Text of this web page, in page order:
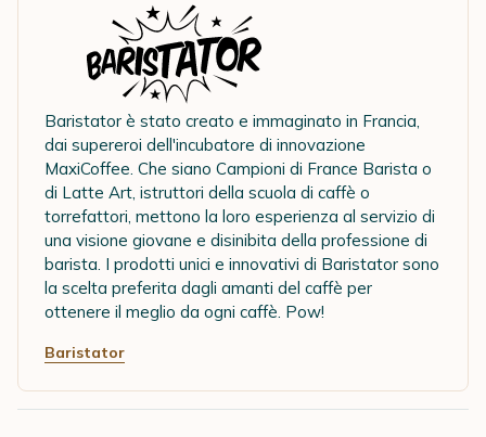
Baristator è stato creato e immaginato in Francia,
dai supereroi dell'incubatore di innovazione
MaxiCoffee. Che siano Campioni di France Barista o
di Latte Art, istruttori della scuola di caffè o
torrefattori, mettono la loro esperienza al servizio di
una visione giovane e disinibita della professione di
barista. I prodotti unici e innovativi di Baristator sono
la scelta preferita dagli amanti del caffè per
ottenere il meglio da ogni caffè. Pow!
Baristator